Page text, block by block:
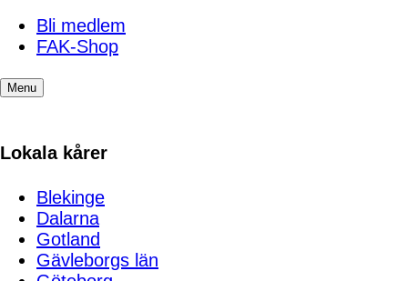
Bli medlem
FAK-Shop
Menu
Lokala kårer
Blekinge
Dalarna
Gotland
Gävleborgs län